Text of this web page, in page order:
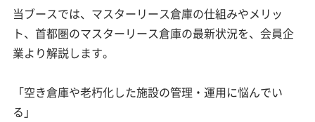
当ブースでは、マスターリース倉庫の仕組みやメリッ
ト、首都圏のマスターリース倉庫の最新状況を、会員企
業より解説します。
「空き倉庫や老朽化した施設の管理・運用に悩んでい
る」